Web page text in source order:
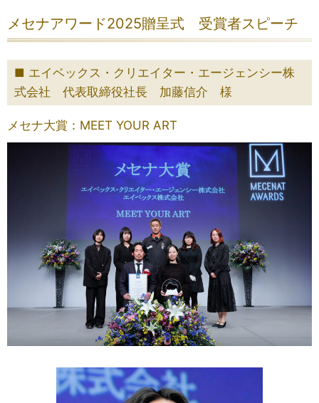
メセナアワード2025贈呈式 受賞者スピーチ
エイベックス・クリエイター・エージェンシー株
式会社 代表取締役社長 加藤信介 様
メセナ大賞：MEET YOUR ART